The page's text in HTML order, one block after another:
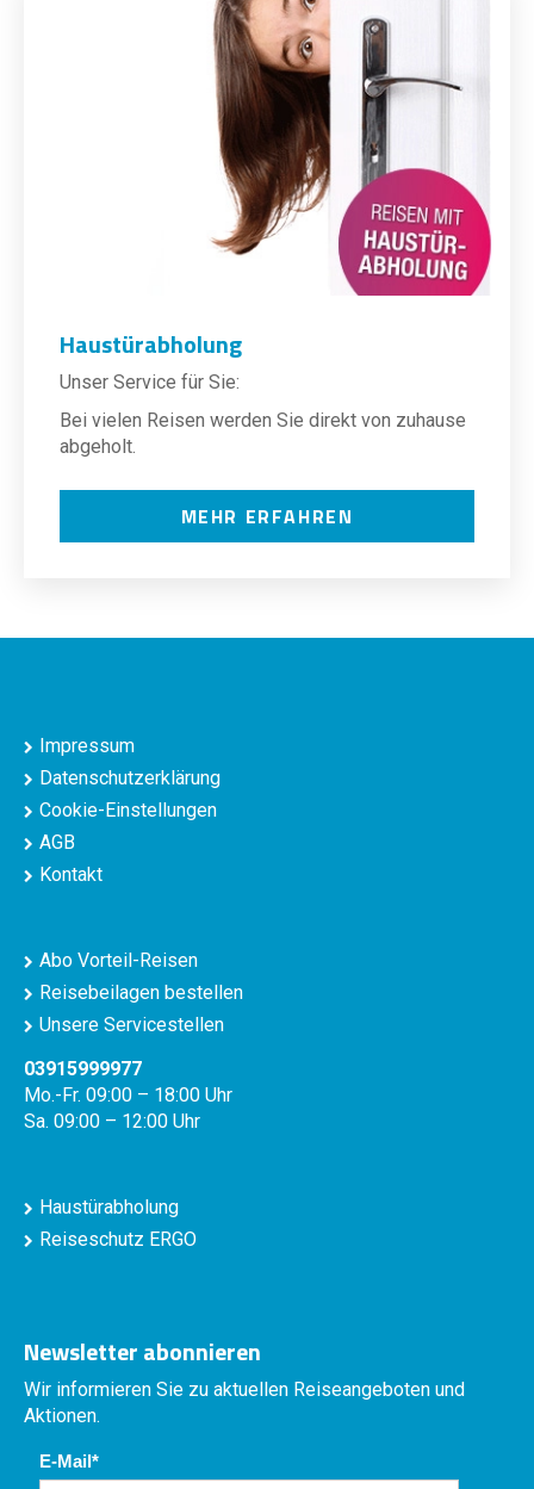
Haustürabholung
Unser Service für Sie:
Bei vielen Reisen werden Sie direkt von zuhause
abgeholt.
MEHR ERFAHREN
Impressum
Datenschutzerklärung
Cookie-Einstellungen
AGB
Kontakt
Abo Vorteil-Reisen
Reisebeilagen bestellen
Unsere Servicestellen
03915999977
Mo.-Fr. 09:00 – 18:00 Uhr
Sa. 09:00 – 12:00 Uhr
Haustürabholung
Reiseschutz ERGO
Newsletter abonnieren
Wir informieren Sie zu aktuellen Reiseangeboten und
Aktionen.
E-Mail